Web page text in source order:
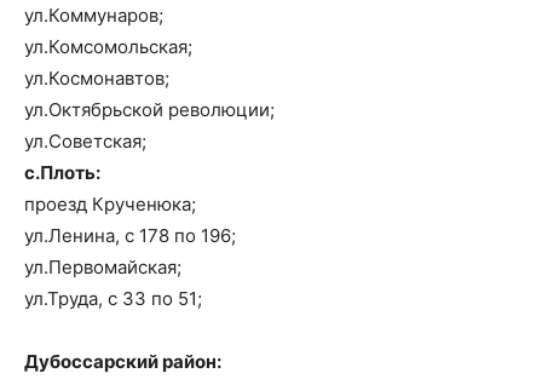
ул.Коммунаров;
ул.Комсомольская;
ул.Космонавтов;
ул.Октябрьской революции;
ул.Советская;
с.Плоть:
проезд Крученюка;
ул.Ленина, с 178 по 196;
ул.Первомайская;
ул.Труда, с 33 по 51;
Дубоссарский район: